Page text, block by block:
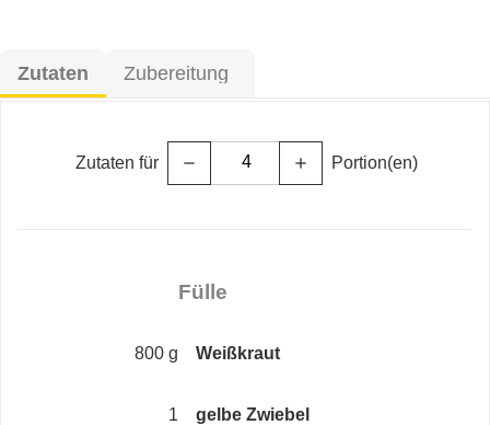
Zutaten Zubereitung
Zutaten für remove add Portion(en)
Fülle
800 g Weißkraut
1 gelbe Zwiebel